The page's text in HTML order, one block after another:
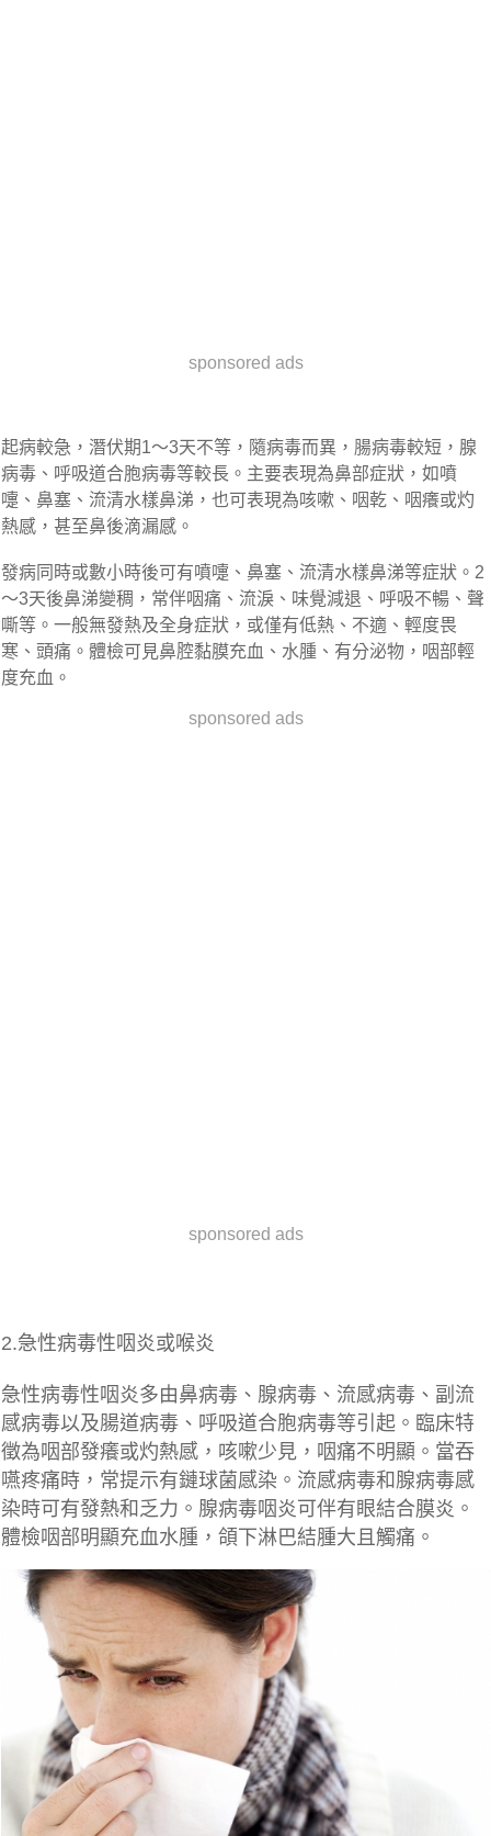
sponsored ads
起病較急，潛伏期1～3天不等，隨病毒而異，腸病毒較短，腺
病毒、呼吸道合胞病毒等較長。主要表現為鼻部症狀，如噴
嚏、鼻塞、流清水樣鼻涕，也可表現為咳嗽、咽乾、咽癢或灼
熱感，甚至鼻後滴漏感。
發病同時或數小時後可有噴嚏、鼻塞、流清水樣鼻涕等症狀。2
～3天後鼻涕變稠，常伴咽痛、流淚、味覺減退、呼吸不暢、聲
嘶等。一般無發熱及全身症狀，或僅有低熱、不適、輕度畏
寒、頭痛。體檢可見鼻腔黏膜充血、水腫、有分泌物，咽部輕
度充血。
sponsored ads
sponsored ads
2.急性病毒性咽炎或喉炎
急性病毒性咽炎多由鼻病毒、腺病毒、流感病毒、副流
感病毒以及腸道病毒、呼吸道合胞病毒等引起。臨床特
徵為咽部發癢或灼熱感，咳嗽少見，咽痛不明顯。當吞
嚥疼痛時，常提示有鏈球菌感染。流感病毒和腺病毒感
染時可有發熱和乏力。腺病毒咽炎可伴有眼結合膜炎。
體檢咽部明顯充血水腫，頜下淋巴結腫大且觸痛。